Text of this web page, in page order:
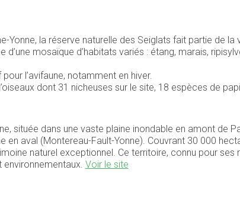
la réserve naturelle des Seiglats fait partie de la
mosaïque d’habitats variés : étang, marais,
l’avifaune, notamment en hiver.
dont 31 nicheuses sur le site, 18 espèces de
située dans une vaste plaine inondable en amont de
en aval (Montereau-Fault-Yonne). Couvrant 30 000
naturel exceptionnel. Ce territoire, connu pour
environnementaux. Voir le site